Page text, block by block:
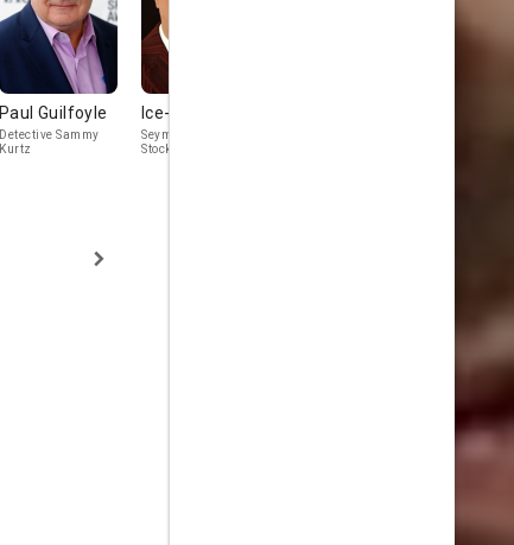
Paul Guilfoyle
Detective Sammy
Kurtz
Ice-T
Seymour 'Kingston'
Stockton